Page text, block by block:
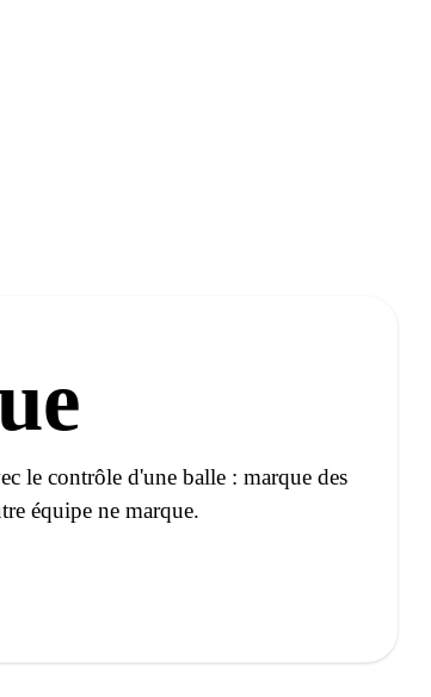
le contrôle d'une balle : marque des
équipe ne marque.